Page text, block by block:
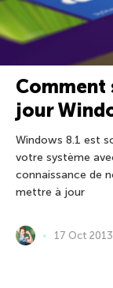
Comment
jour
Windows 8.1 est
votre système
connaissance de
mettre à jour
17 Oct 2013